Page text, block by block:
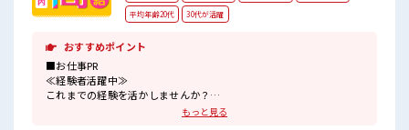
平均年齢20代
30代が活躍
おすすめポイント
■お仕事PR
≪経験者活躍中≫
これまでの経験を活かしませんか？
もっと見る